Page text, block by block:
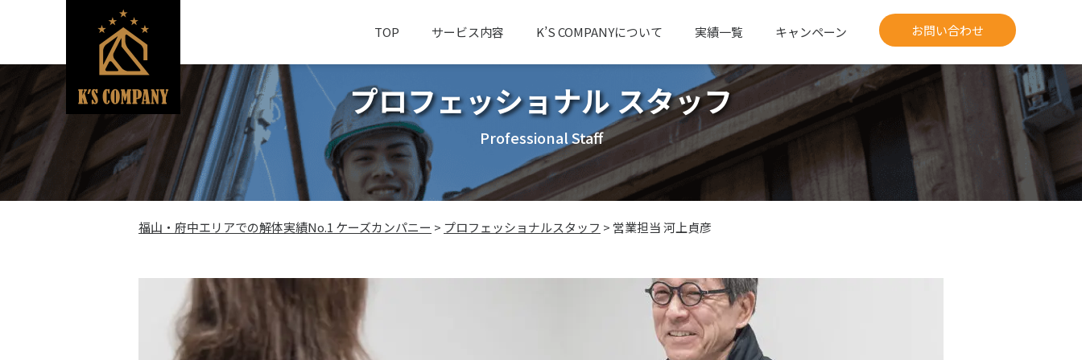
TOP サービス内容 K’S COMPANYについて 実績一覧 キャンペーン お問い合わせ
プロフェッショナル スタッフ
Professional Staff
福山・府中エリアでの解体実績No.1 ケーズカンパニー > プロフェッショナルスタッフ > 営業担当 河上貞彦